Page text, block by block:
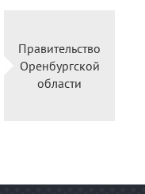
Правительство
Оренбургской
области